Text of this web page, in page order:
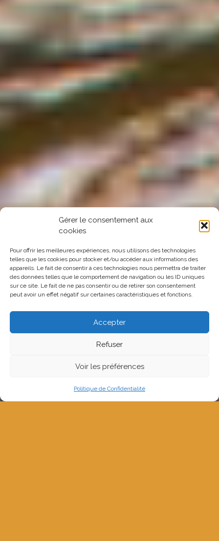
Gérer le consentement aux
cookies
Pour offrir les meilleures expériences, nous utilisons des technologies
telles que les cookies pour stocker et/ou accéder aux informations des
appareils. Le fait de consentir à ces technologies nous permettra de traiter
des données telles que le comportement de navigation ou les ID uniques
sur ce site. Le fait de ne pas consentir ou de retirer son consentement
peut avoir un effet négatif sur certaines caractéristiques et fonctions.
Accepter
Refuser
Voir les préférences
Politique de Confidentialité